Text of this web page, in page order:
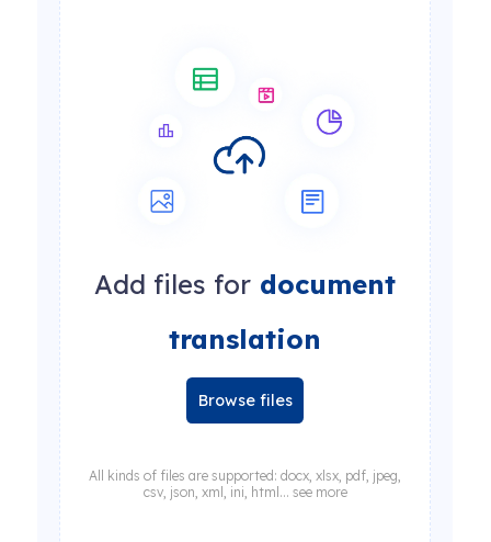
Add files for document
translation
Browse files
All kinds of files are supported: docx, xlsx, pdf, jpeg,
csv, json, xml, ini, html... see more